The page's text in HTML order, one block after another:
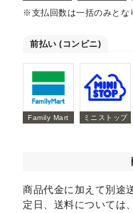
※支払回数は一括のみとな
前払い (コンビニ)
Family Mart ミニストップ
商品代金に加えて別途
定日、送料については